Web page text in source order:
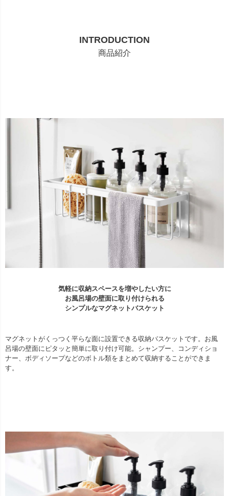
INTRODUCTION
商品紹介
気軽に収納スペースを増やしたい方に
お風呂場の壁面に取り付けられる
シンプルなマグネットバスケット
マグネットがくっつく平らな面に設置できる収納バスケットです。お風
呂場の壁面にピタッと簡単に取り付け可能。シャンプー、コンディショ
ナー、ボディソープなどのボトル類をまとめて収納することができま
す。